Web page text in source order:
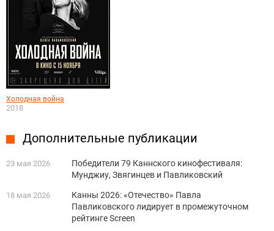
Холодная война
2018
Дополнительные публикации
23 мая 2026
Победители 79 Каннского кинофестиваля:
Мунджиу, Звягинцев и Павликовский
18 мая 2026
Канны 2026: «Отечество» Павла
Павликовского лидирует в промежуточном
рейтинге Screen